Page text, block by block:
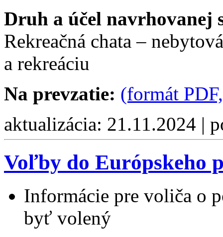
Druh a účel navrhovanej
Rekreačná chata –
a rekreáciu
Na prevzatie: (formát
aktualizácia: 21.11.2024 |
Voľby do Európskeho
Informácie pre voliča o
byť volený